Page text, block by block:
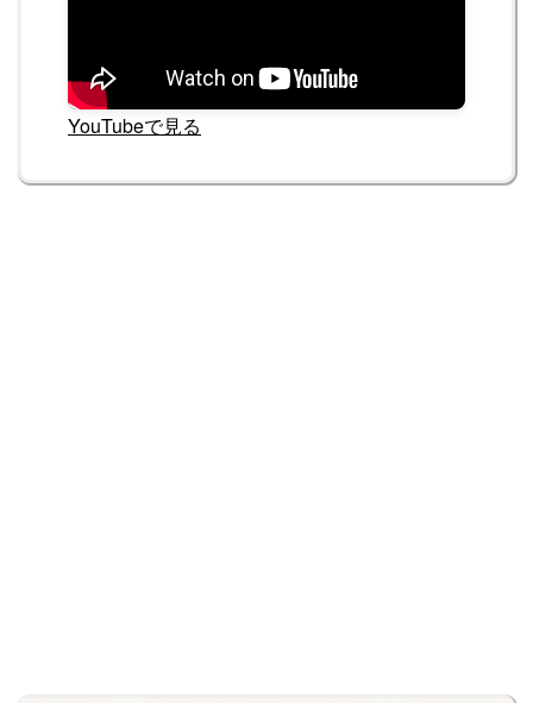
YouTubeで見る